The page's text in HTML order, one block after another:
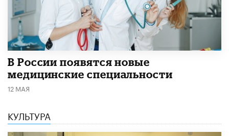
В России появятся новые
медицинские специальности
12 МАЯ
КУЛЬТУРА